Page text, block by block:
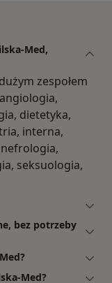
Med,
zespołem
dietetyka,
interna,
seksuologia,
bez potrzeby
Med?